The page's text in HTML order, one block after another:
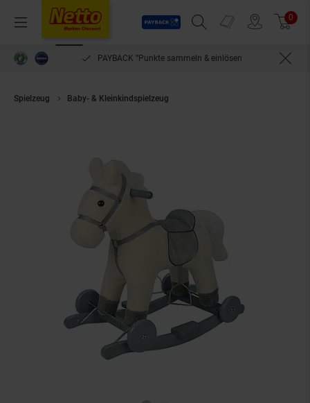
Menü
Payback
Suchfeld einblenden
Prospekte 0
PAYBACK °Punkte sammeln & einlösen
Spielzeug Baby- & Kleinkindspielzeug